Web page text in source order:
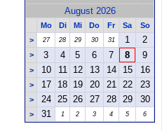
August 2026
Mo Di Mi Do Fr Sa
So
>
27 28 29 30 31 1 2
> 3 4 5 6 7 8 9
> 10 11 12 13 14 15 16
> 17 18 19 20 21 22 23
> 24 25 26 27 28 29 30
> 31 1 2 3 4 5 6